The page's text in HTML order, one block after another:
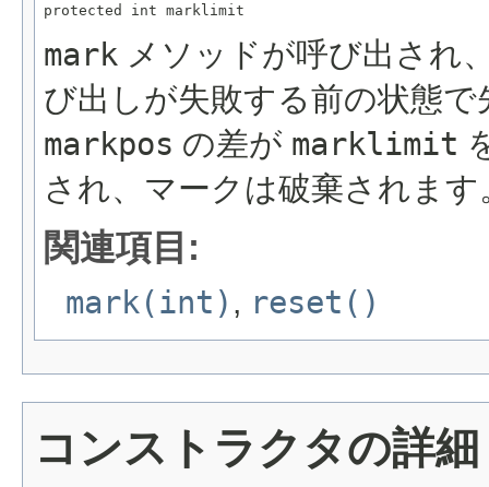
protected int marklimit
mark メソッドが呼び出され
び出しが失敗する前の状態
markpos の差が marklimit
され、マークは破棄されます
関連項目:
mark(int) , reset()
コンストラクタの詳細